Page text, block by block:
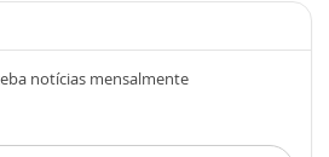
notícias mensalmente